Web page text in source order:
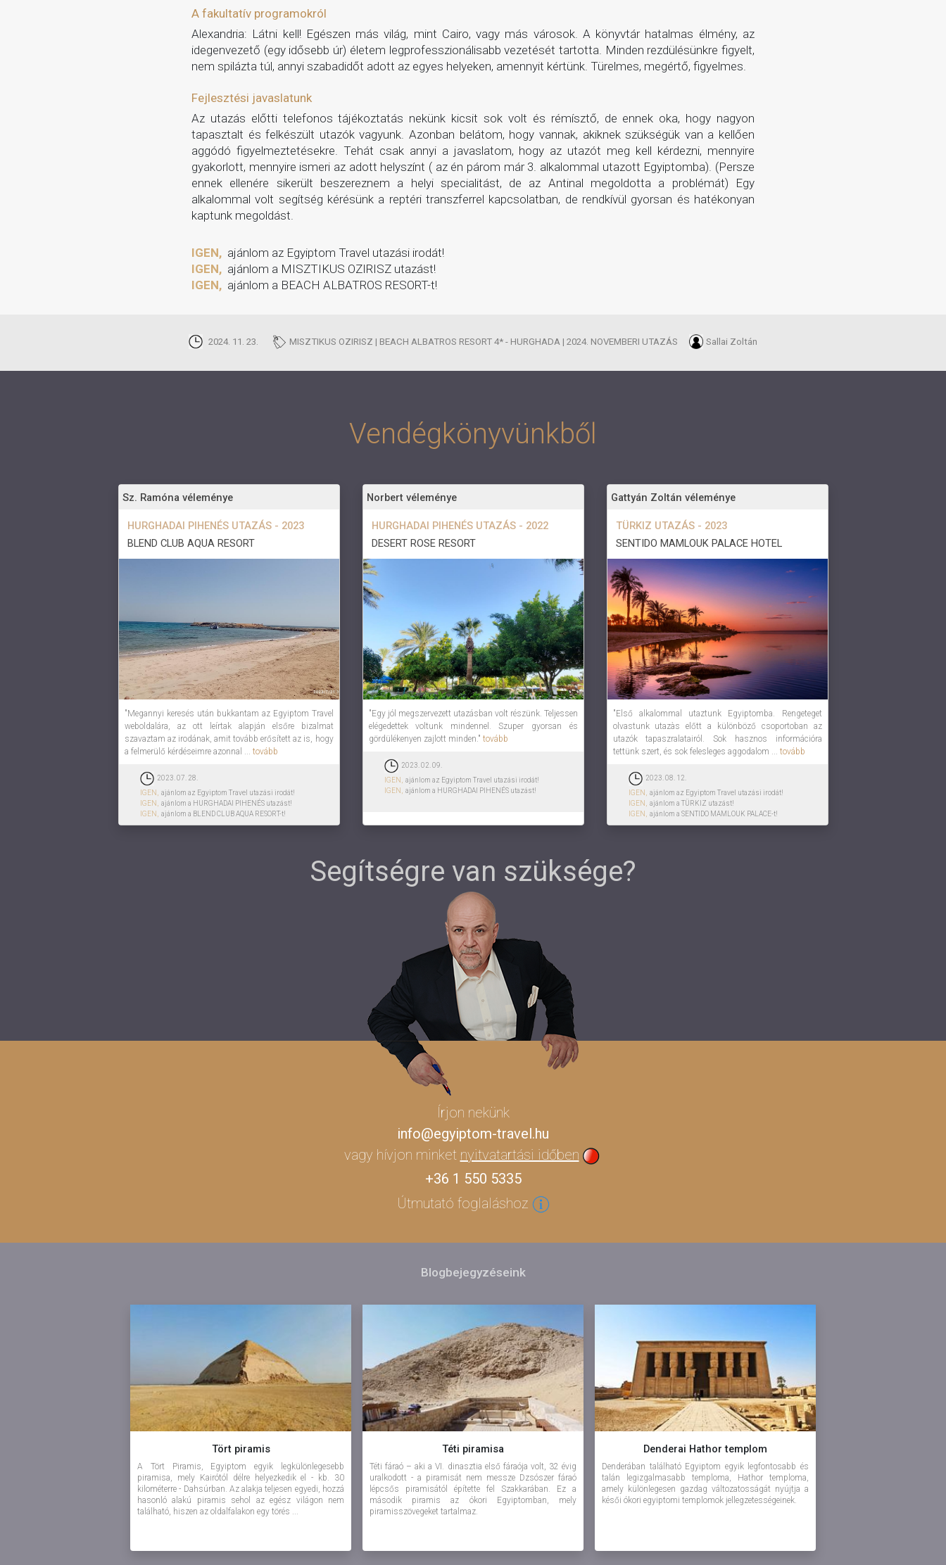
A fakultatív programokról
Alexandria: Látni kell! Egészen más világ, mint Cairo, vagy más városok. A könyvtár hatalmas élmény, az
idegenvezető (egy idősebb úr) életem legprofesszionálisabb vezetését tartotta. Minden rezdülésünkre figyelt,
nem spilázta túl, annyi szabadidőt adott az egyes helyeken, amennyit kértünk. Türelmes, megértő, figyelmes.
Fejlesztési javaslatunk
Az utazás előtti telefonos tájékoztatás nekünk kicsit sok volt és rémísztő, de ennek oka, hogy nagyon
tapasztalt és felkészült utazók vagyunk. Azonban belátom, hogy vannak, akiknek szükségük van a kellően
aggódó figyelmeztetésekre. Tehát csak annyi a javaslatom, hogy az utazót meg kell kérdezni, mennyire
gyakorlott, mennyire ismeri az adott helyszínt ( az én párom már 3. alkalommal utazott Egyiptomba). (Persze
ennek ellenére sikerült beszereznem a helyi specialitást, de az Antinal megoldotta a problémát) Egy
alkalommal volt segítség kérésünk a reptéri transzferrel kapcsolatban, de rendkívül gyorsan és hatékonyan
kaptunk megoldást.
IGEN, ajánlom az Egyiptom Travel utazási irodát!
IGEN, ajánlom a MISZTIKUS OZIRISZ utazást!
IGEN, ajánlom a BEACH ALBATROS RESORT-t!
2024. 11. 23. MISZTIKUS OZIRISZ | BEACH ALBATROS RESORT 4* - HURGHADA | 2024. NOVEMBERI UTAZÁS Sallai Zoltán
Vendégkönyvünkből
Sz. Ramóna véleménye
HURGHADAI PIHENÉS UTAZÁS - 2023
BLEND CLUB AQUA RESORT
"Megannyi keresés után bukkantam az Egyiptom Travel
weboldalára, az ott leírtak alapján elsőre bizalmat
szavaztam az irodának, amit tovább erősített az is, hogy
a felmerülő kérdéseimre azonnal ... tovább
2023. 07. 28.
IGEN,
ajánlom az Egyiptom Travel utazási irodát!
IGEN,
ajánlom a HURGHADAI PIHENÉS utazást!
IGEN,
ajánlom a BLEND CLUB AQUA RESORT-t!
Norbert véleménye
HURGHADAI PIHENÉS UTAZÁS - 2022
DESERT ROSE RESORT
"Egy jól megszervezett utazásban volt részünk. Teljessen
elégedettek voltunk mindennel. Szuper gyorsan és
gördülékenyen zajlott minden." tovább
2023. 02. 09.
IGEN,
ajánlom az Egyiptom Travel utazási irodát!
IGEN,
ajánlom a HURGHADAI PIHENÉS utazást!
Gattyán Zoltán véleménye
TÜRKIZ UTAZÁS - 2023
SENTIDO MAMLOUK PALACE HOTEL
"Első alkalommal utaztunk Egyiptomba. Rengeteget
olvastunk utazàs előtt a különböző csoportoban az
utazók tapaszralatairól. Sok hasznos információra
tettünk szert, és sok felesleges aggodalom ... tovább
2023. 08. 12.
IGEN,
ajánlom az Egyiptom Travel utazási irodát!
IGEN,
ajánlom a TÜRKIZ utazást!
IGEN,
ajánlom a SENTIDO MAMLOUK PALACE-t!
Segítségre van szüksége?
Írjon nekünk
info@egyiptom-travel.hu
vagy hívjon minket nyitvatartási időben
+36 1 550 5335
Útmutató foglaláshoz
Blogbejegyzéseink
Tört piramis
A Tört Piramis, Egyiptom egyik legkülönlegesebb
piramisa, mely Kairótól délre helyezkedik el - kb. 30
kilométerre - Dahsúrban. Az alakja teljesen egyedi, hozzá
hasonló alakú piramis sehol az egész világon nem
található, hiszen az oldalfalakon egy törés ...
Téti piramisa
Téti fáraó – aki a VI. dinasztia első fáraója volt, 32 évig
uralkodott - a piramisát nem messze Dzsószer fáraó
lépcsős piramisától építette fel Szakkarában. Ez a
második piramis az ókori Egyiptomban, mely
piramisszövegeket tartalmaz.
Denderai Hathor templom
Denderában található Egyiptom egyik legfontosabb és
talán legizgalmasabb temploma, Hathor temploma,
amely különlegesen gazdag változatosságát nyújtja a
késői ókori egyiptomi templomok jellegzetességeinek.